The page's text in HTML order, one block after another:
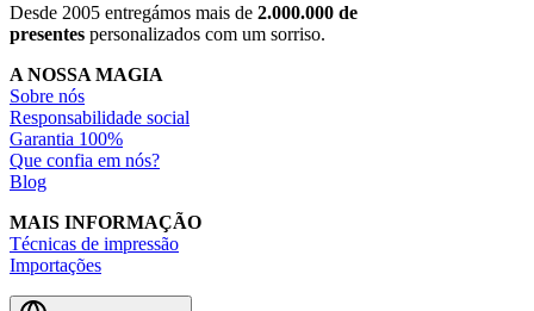
Desde 2005 entregámos mais de 2.000.000 de
presentes personalizados com um sorriso.
A NOSSA MAGIA
Sobre nós
Responsabilidade social
Garantia 100%
Que confia em nós?
Blog
MAIS INFORMAÇÃO
Técnicas de impressão
Importações